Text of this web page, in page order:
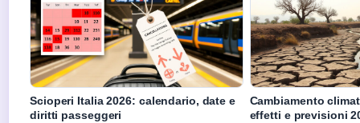
Scioperi Italia 2026: calendario, date e
diritti passeggeri
Cambiamento
effetti e previsioni